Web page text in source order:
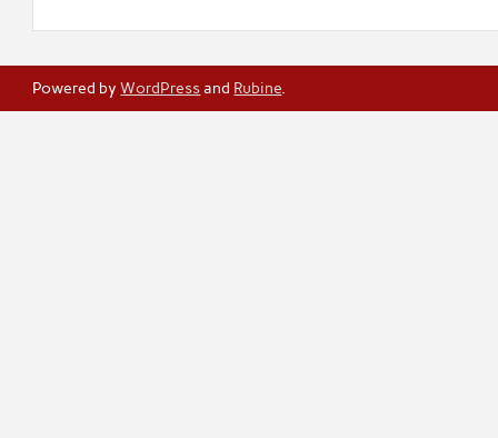
Powered byWordPressand Rubine